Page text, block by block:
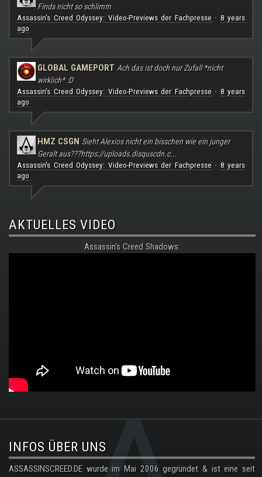
Finds nicht so schlimm
Assassin's Creed Odyssey: Video-Previews der Fachpresse· 8 years
ago
GLOBAL GAMEPORT Ach das ist doch nur Zufall *nicht
wirklich* :D
Assassin's Creed Odyssey: Video-Previews der Fachpresse· 8 years
ago
HMZ CSGN Sieht Alexios nicht ein bisschen wie ein junger
Geralt aus???https://uploads.disquscdn.c...
Assassin's Creed Odyssey: Video-Previews der Fachpresse· 8 years
ago
AKTUELLES VIDEO
Assassin's Creed Shadows:
.
INFOS ÜBER UNS
ASSASSINSCREED.DE wurde im Mai 2006 gegründet & ist eine seit